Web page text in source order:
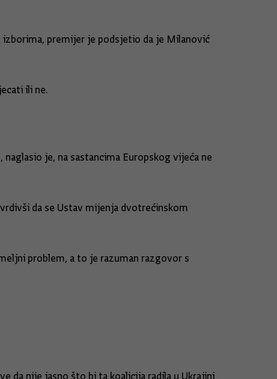
izborima, premijer je podsjetio da je Milanović
ili ne.
je, na sastancima Europskog vijeća ne
da se Ustav mijenja dvotrećinskom
problem, a to je razuman razgovor s
da nije jasno što bi ta koalicija radila u Ukrajini